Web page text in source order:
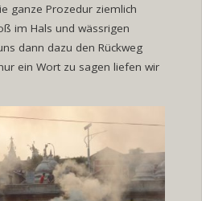
ganze Prozedur ziemlich
im Hals und wässrigen
dann dazu den Rückweg
ein Wort zu sagen liefen wir